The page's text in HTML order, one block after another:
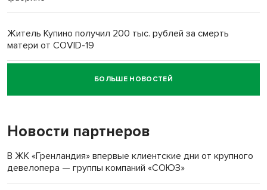
Житель Купино получил 200 тыс. рублей за смерть
матери от COVID-19
Новосибирский суд наказал водителя за смерть
пенсионерки на вокзале
БОЛЬШЕ НОВОСТЕЙ
Новости партнеров
В ЖК «Гренландия» впервые клиентские дни от крупного
девелопера — группы компаний «СОЮЗ»